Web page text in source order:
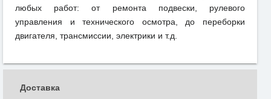
любых работ: от ремонта подвески, рулевого
управления и технического осмотра, до переборки
двигателя, трансмиссии, электрики и т.д.
Доставка